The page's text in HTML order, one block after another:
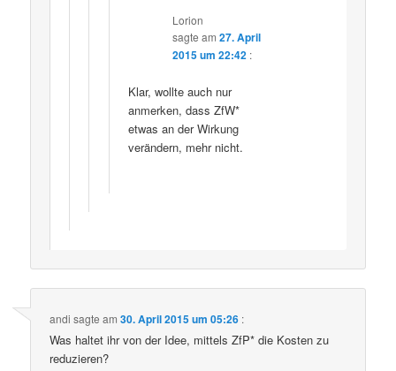
Lorion
sagte am 27. April
2015 um 22:42 :
Klar, wollte auch nur
anmerken, dass ZfW*
etwas an der Wirkung
verändern, mehr nicht.
andi sagte am30. April 2015 um 05:26 :
Was haltet ihr von der Idee, mittels ZfP* die Kosten zu
reduzieren?